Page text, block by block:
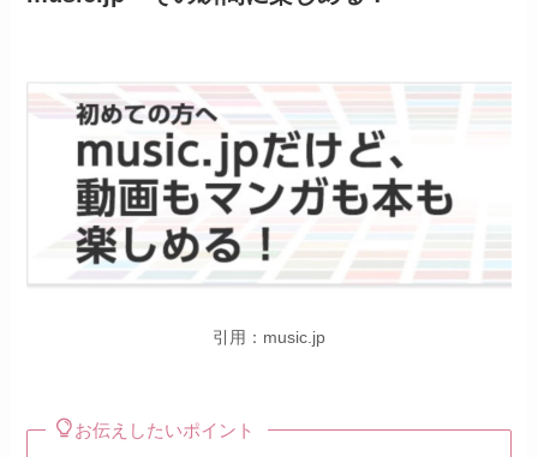
引用：music.jp
お伝えしたいポイント